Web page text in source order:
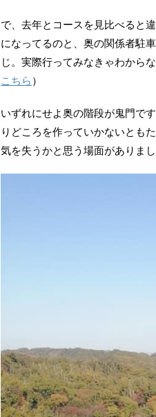
で、去年とコースを見比べると
になってるのと、奥の関係者駐
じ。実際行ってみなきゃわから
こちら ）
いずれにせよ奥の階段が鬼門で
りどころを作っていかないとも
気を失うかと思う場面がありま